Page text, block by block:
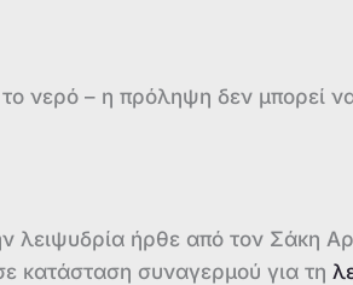
νερό – η πρόληψη δεν μπορεί να
λειψυδρία ήρθε από τον Σάκη
κατάσταση συναγερμού για τη